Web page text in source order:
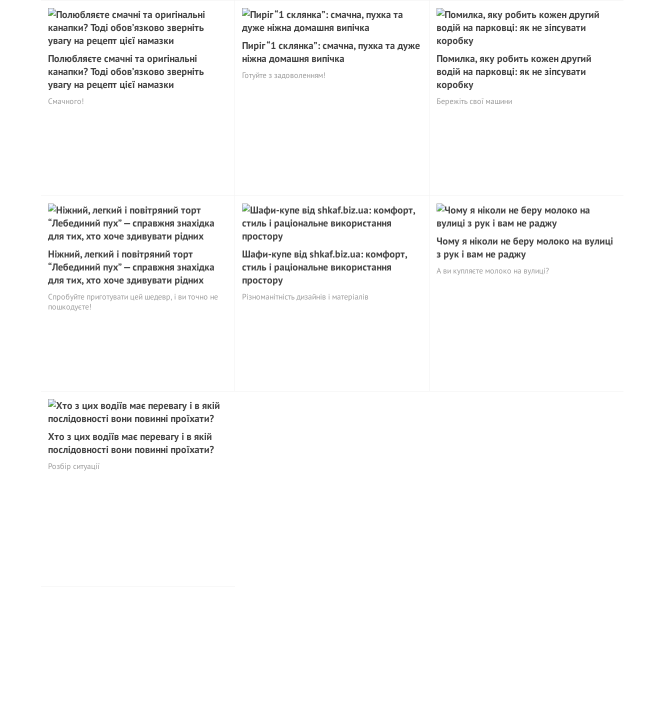
Полюбляєте смачні та оригінальні
канапки? Тоді обов’язково зверніть
увагу на рецепт цієї намазки
Смачного!
Пиріг “1 склянка”: смачна, пухка та дуже
ніжна домашня випічка
Готуйте з задоволенням!
Помилка, яку робить кожен другий
водій на парковці: як не зіпсувати
коробку
Бережіть свої машини
Ніжний, легкий і повітряний торт
“Лебединий пух” — справжня знахідка
для тих, хто хоче здивувати рідних
Спробуйте приготувати цей шедевр, і ви точно не
пошкодуєте!
Шафи-купе від shkaf.biz.ua: комфорт,
стиль і раціональне використання
простору
Різноманітність дизайнів і матеріалів
Чому я ніколи не беру молоко на вулиці
з рук і вам не раджу
А ви купляєте молоко на вулиці?
Хто з цих водіїв має перевагу і в якій
послідовності вони повинні проїхати?
Розбір ситуації